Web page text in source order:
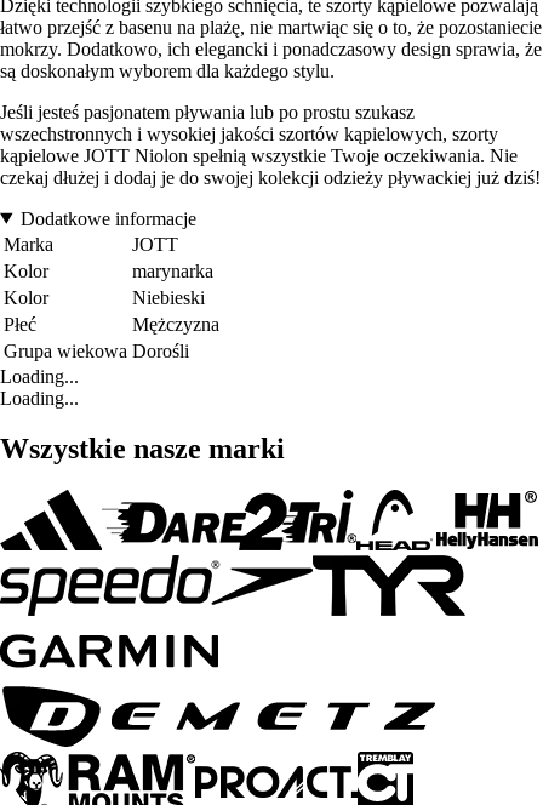
Dzięki technologii szybkiego schnięcia, te szorty kąpielowe pozwalają
łatwo przejść z basenu na plażę, nie martwiąc się o to, że pozostaniecie
mokrzy. Dodatkowo, ich elegancki i ponadczasowy design sprawia, że
są doskonałym wyborem dla każdego stylu.
Jeśli jesteś pasjonatem pływania lub po prostu szukasz
wszechstronnych i wysokiej jakości szortów kąpielowych, szorty
kąpielowe JOTT Niolon spełnią wszystkie Twoje oczekiwania. Nie
czekaj dłużej i dodaj je do swojej kolekcji odzieży pływackiej już dziś!
Dodatkowe informacje
Marka
JOTT
Kolor
marynarka
Kolor
Niebieski
Płeć
Mężczyzna
Grupa wiekowa Dorośli
Loading...
Loading...
Wszystkie nasze marki